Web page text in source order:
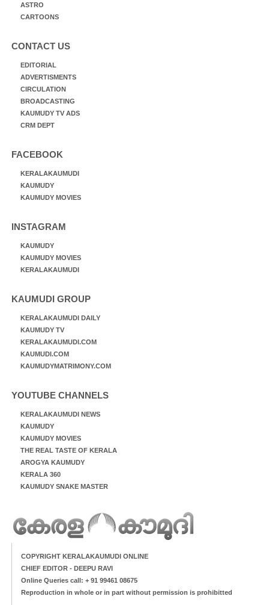
ASTRO
CARTOONS
CONTACT US
EDITORIAL
ADVERTISMENTS
CIRCULATION
BROADCASTING
KAUMUDY TV ADS
CRM DEPT
FACEBOOK
KERALAKAUMUDI
KAUMUDY
KAUMUDY MOVIES
INSTAGRAM
KAUMUDY
KAUMUDY MOVIES
KERALAKAUMUDI
KAUMUDI GROUP
KERALAKAUMUDI DAILY
KAUMUDY TV
KERALAKAUMUDI.COM
KAUMUDI.COM
KAUMUDYMATRIMONY.COM
YOUTUBE CHANNELS
KERALAKAUMUDI NEWS
KAUMUDY
KAUMUDY MOVIES
THE REAL TASTE OF KERALA
AROGYA KAUMUDY
KERALA 360
KAUMUDY SNAKE MASTER
COPYRIGHT KERALAKAUMUDI ONLINE
CHIEF EDITOR - DEEPU RAVI
Online Queries call: + 91 99461 08675
Reproduction in whole or in part without permission is prohibitted